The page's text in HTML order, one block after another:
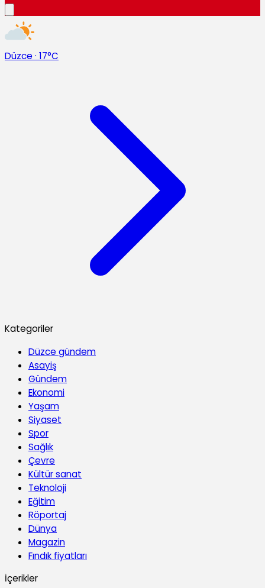
Düzce · 17°C
Kategoriler
Düzce gündem
Asayiş
Gündem
Ekonomi
Yaşam
Siyaset
Spor
Sağlık
Çevre
Kültür sanat
Teknoloji
Eğitim
Röportaj
Dünya
Magazin
Fındık fiyatları
İçerikler